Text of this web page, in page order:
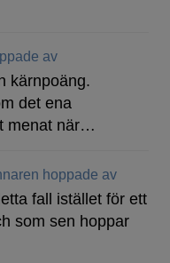
av
kärnpoäng.
det ena
menat när…
hoppade av
fall istället för ett
som sen hoppar